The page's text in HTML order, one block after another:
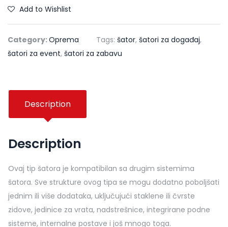
Add to Wishlist
Category:Oprema Tags: šator, šatori za događaj,
šatori za event, šatori za zabavu
Description
Description
Ovaj tip šatora je kompatibilan sa drugim sistemima
šatora. Sve strukture ovog tipa se mogu dodatno poboljšati
jednim ili više dodataka, uključujući staklene ili čvrste
zidove, jedinice za vrata, nadstrešnice, integrirane podne
sisteme, internalne postave i još mnogo toga.